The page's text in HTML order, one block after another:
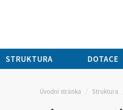
STRUKTURA DOTACE
Úvodní stránka Struktura